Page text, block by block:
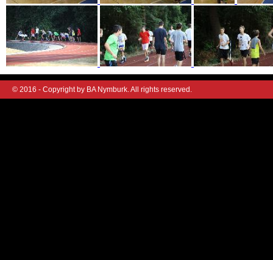
© 2016 - Copyright by BA Nymburk. All rights reserved.